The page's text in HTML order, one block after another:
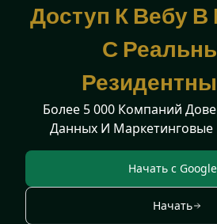
Доступ К Вебу
С
Более 5 000 Компаний
Данных И Маркетинговые
Начать с Google
Начать